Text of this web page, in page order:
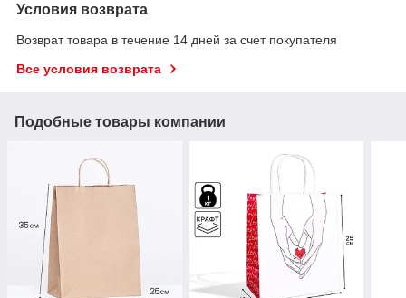
Условия возврата
Возврат товара в течение 14 дней за счет покупателя
Все условия возврата
Подобные товары компании